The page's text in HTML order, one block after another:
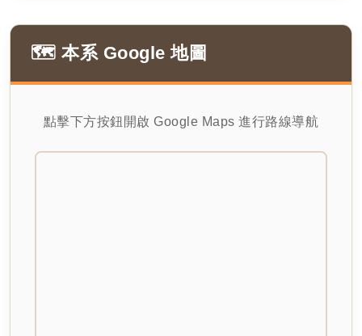
🗺️ 本系 Google 地圖
點擊下方按鈕開啟 Google Maps 進行路線導航